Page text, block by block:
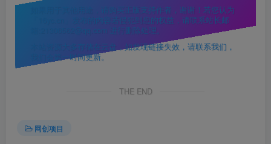
如果用于其他用途，请购买正版支持作者，谢谢！若您认为
「16yc.cn」发布的内容若侵犯到您的权益，请联系站长邮
箱:21306562@qq.com 进行删除处理。
本站资源大多存储在云盘，如发现链接失效，请联系我们，
我们会第一时间更新。
THE END
网创项目